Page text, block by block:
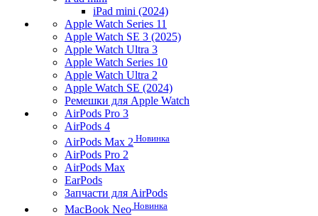
iPad mini (2024)
Apple Watch Series 11
Apple Watch SE 3 (2025)
Apple Watch Ultra 3
Apple Watch Series 10
Apple Watch Ultra 2
Apple Watch SE (2024)
Ремешки для Apple Watch
AirPods Pro 3
AirPods 4
AirPods Max 2 Новинка
AirPods Pro 2
AirPods Max
EarPods
Запчасти для AirPods
MacBook Neo Новинка